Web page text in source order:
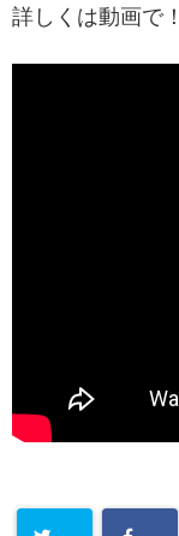
詳しくは動画で！